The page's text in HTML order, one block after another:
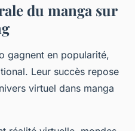
du manga sur
gagnent en popularité,
Leur succès repose
virtuel dans manga